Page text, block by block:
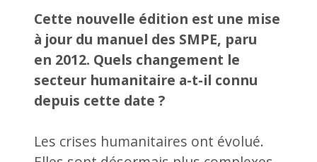
Cette nouvelle édition est une mise
à jour du manuel des SMPE, paru
en 2012. Quels changement le
secteur humanitaire a-t-il connu
depuis cette date ?
Les crises humanitaires ont évolué.